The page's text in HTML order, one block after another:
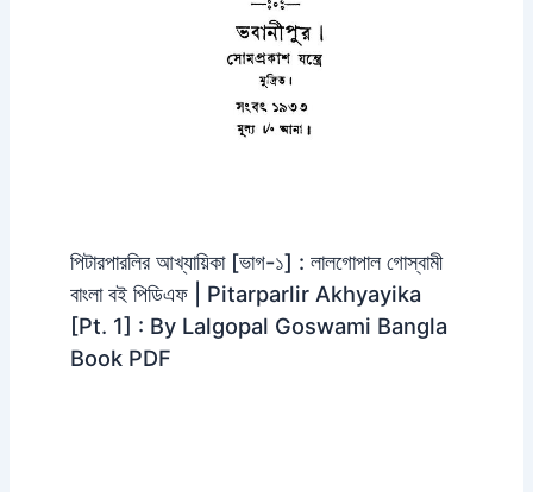
পিটারপারলির আখ্যায়িকা [ভাগ-১] : লালগোপাল গোস্বামী
বাংলা বই পিডিএফ | Pitarparlir Akhyayika
[Pt. 1] : By Lalgopal Goswami Bangla
Book PDF